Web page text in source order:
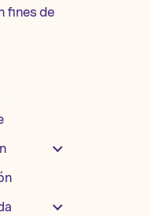
fines de